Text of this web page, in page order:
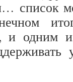
список
и одним